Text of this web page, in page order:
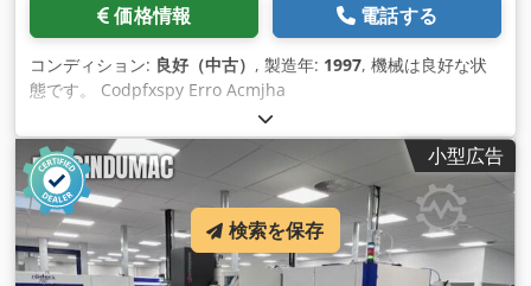
価格情報 電話する
コンディション: 良好（中古） , 製造年: 1997, 機械は良好な状
態です。 Codpfxspy Erro Acmjha
小型広告
検索を保存